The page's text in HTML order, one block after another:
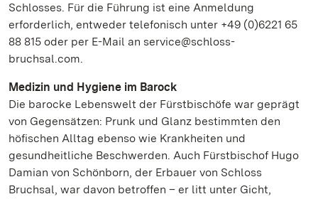
Schlosses. Für die Führung ist eine Anmeldung
erforderlich, entweder telefonisch unter +49 (0)6221 65
88 815 oder per E-Mail an service@schloss-
bruchsal.com.
Medizin und Hygiene im Barock
Die barocke Lebenswelt der Fürstbischöfe war geprägt
von Gegensätzen: Prunk und Glanz bestimmten den
höfischen Alltag ebenso wie Krankheiten und
gesundheitliche Beschwerden. Auch Fürstbischof Hugo
Damian von Schönborn, der Erbauer von Schloss
Bruchsal, war davon betroffen – er litt unter Gicht,